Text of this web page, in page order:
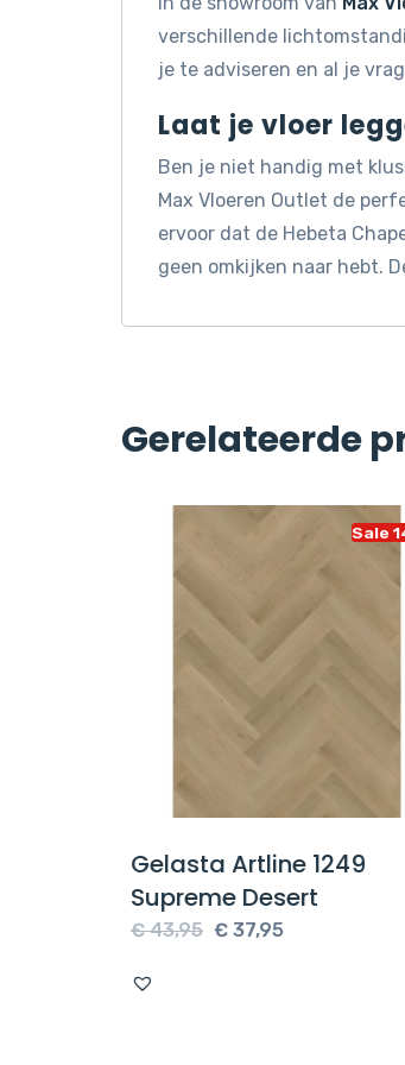
verschillende
je te adviseren en al je
Laat je vloer
Ben je niet handig met
Max Vloeren Outlet de
ervoor dat de Hebeta
geen omkijken naar hebt.
Gerelateerde
Sale
Gelasta Artline 1249
Supreme Desert
€43,95
Oorspronkelijke
€37,95Huidige